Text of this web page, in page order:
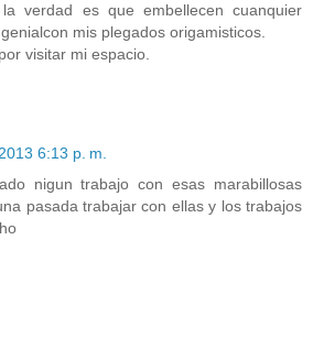
verdad es que embellecen cuanquier
mis plegados origamisticos.
visitar mi espacio.
6:13 p. m.
nigun trabajo con esas marabillosas
pasada trabajar con ellas y los trabajos